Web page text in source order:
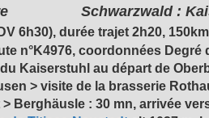
Schwarzwald :
6h30), durée trajet 2h20,
n°K4976, coordonnées Degré
Kaiserstuhl au départ de
> visite de la brasserie
Berghäusle : 30 mn, arrivée